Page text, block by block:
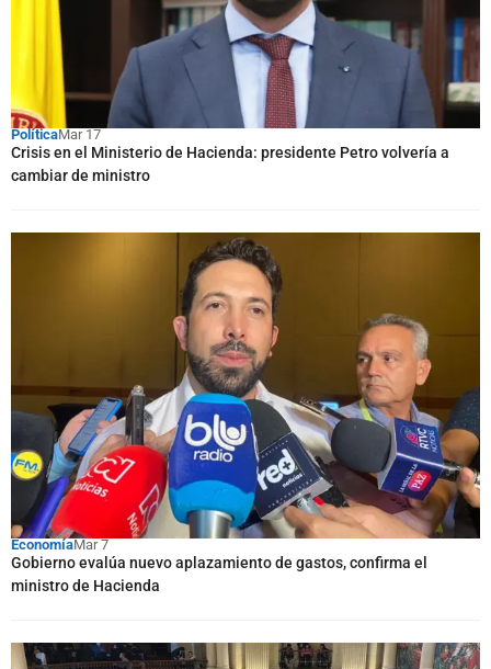
PolíticaMar 17
Crisis en el Ministerio de Hacienda: presidente Petro volvería a
cambiar de ministro
EconomíaMar 7
Gobierno evalúa nuevo aplazamiento de gastos, confirma el
ministro de Hacienda